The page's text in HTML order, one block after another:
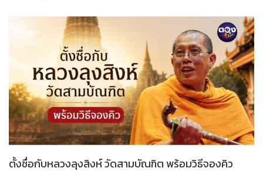
ตั้งชื่อกับหลวงลุงสิงห์ วัดสามบัณฑิต พร้อมวิธีจองคิว